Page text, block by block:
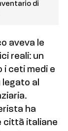
di
aveva le
reali: un
ceti medi e
legato al
ha
città italiane